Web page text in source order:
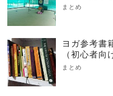
まとめ
ヨガ参考書
（初心者向
まとめ